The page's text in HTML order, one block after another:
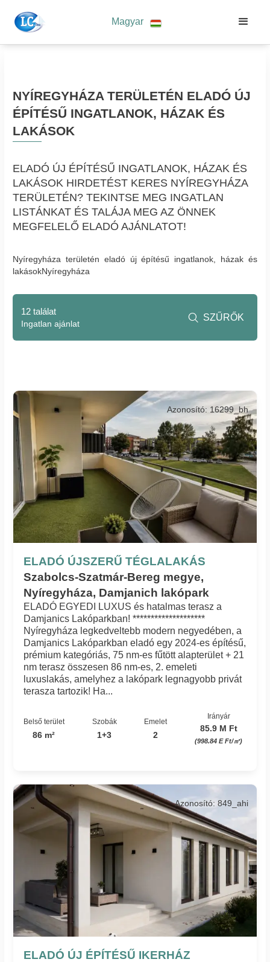
Magyar
NYÍREGYHÁZA TERÜLETÉN ELADÓ ÚJ
ÉPÍTÉSŰ INGATLANOK, HÁZAK ÉS
LAKÁSOK
ELADÓ ÚJ ÉPÍTÉSŰ INGATLANOK, HÁZAK ÉS
LAKÁSOK HIRDETÉST KERES NYÍREGYHÁZA
TERÜLETÉN? TEKINTSE MEG INGATLAN
LISTÁNKAT ÉS TALÁJA MEG AZ ÖNNEK
MEGFELELŐ ELADÓ AJÁNLATOT!
Nyíregyháza területén eladó új építésű ingatlanok, házak és
lakásokNyíregyháza
ELADÓ ÚJSZERŰ TÉGLALAKÁS
Szabolcs-Szatmár-Bereg megye,
Nyíregyháza, Damjanich lakópark
Azonosító: 16299_bh
ELADÓ EGYEDI LUXUS és hatalmas terasz a
Damjanics Lakóparkban! ********************
Nyíregyháza legkedveltebb modern negyedében, a
Damjanics Lakóparkban eladó egy 2024-es építésű,
prémium kategóriás, 75 nm-es fűtött alapterület + 21
nm terasz összesen 86 nm-es, 2. emeleti
luxuslakás, amelyhez a lakópark legnagyobb privát
terasza tartozik! Ha...
Belső terület
86 m²
Szobák
1+3
Emelet
2
Irányár
85.9 M Ft
(998.84 E Ft/㎡)
ELADÓ ÚJ ÉPÍTÉSŰ IKERHÁZ
Azonosító: 849_ahi
12 találat
Ingatlan ajánlat
 SZŰRŐK